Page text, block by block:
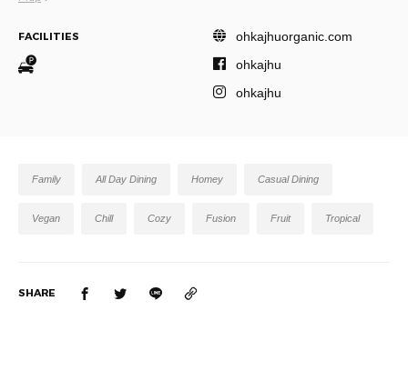
FACILITIES
ohkajhuorganic.com
ohkajhu
ohkajhu
Family All Day Dining Homey Casual Dining
Vegan Chill Cozy Fusion Fruit Tropical
SHARE